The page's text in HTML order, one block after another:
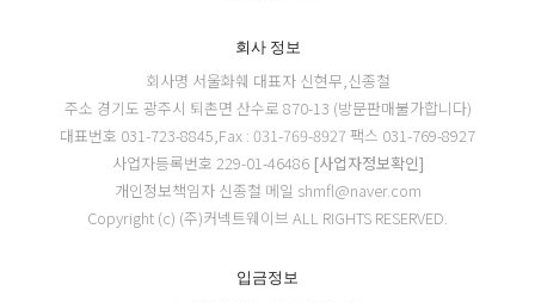
회사 정보
회사명 서울화훼 대표자 신현무,신종철
주소 경기도 광주시 퇴촌면 산수로 870-13 (방문판매불가합니다)
대표번호 031-723-8845,Fax : 031-769-8927 팩스 031-769-8927
사업자등록번호 229-01-46486 [사업자정보확인]
개인정보책임자 신종철 메일 shmfl@naver.com
Copyright (c) (주)커넥트웨이브 ALL RIGHTS RESERVED.
입금정보